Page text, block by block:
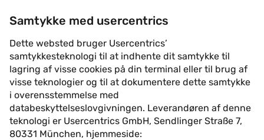
Samtykke med usercentrics
Dette websted bruger Usercentrics’
samtykkesteknologi til at indhente dit samtykke til
lagring af visse cookies på din terminal eller til brug af
visse teknologier og til at dokumentere dette samtykke
i overensstemmelse med
databeskyttelseslovgivningen. Leverandøren af denne
teknologi er Usercentrics GmbH, Sendlinger Straße 7,
80331 München, hjemmeside: